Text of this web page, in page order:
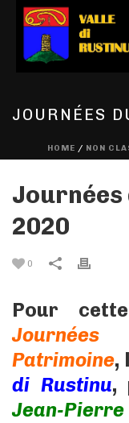
JOURNÉES
HOME / NON
2020
0
Pour
Patrimoine,
di Rustinu,
Jean-